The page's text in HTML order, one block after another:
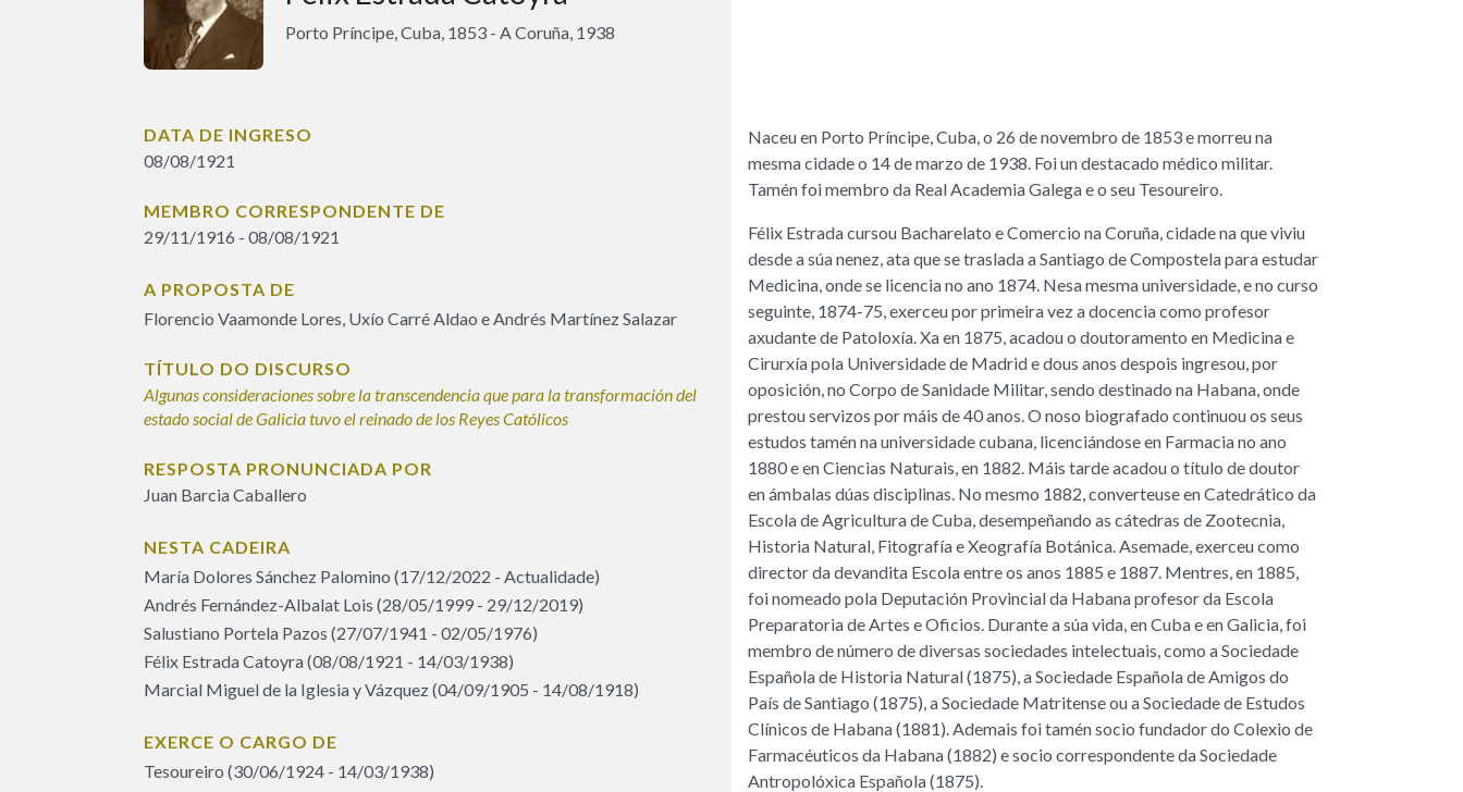
Porto Príncipe, Cuba, 1853 - A Coruña, 1938
DATA DE INGRESO
08/08/1921
MEMBRO CORRESPONDENTE DE
29/11/1916 - 08/08/1921
A PROPOSTA DE
Florencio Vaamonde Lores, Uxío Carré Aldao e Andrés Martínez Salazar
TÍTULO DO DISCURSO
Algunas consideraciones sobre la transcendencia que para la transformación del
estado social de Galicia tuvo el reinado de los Reyes Católicos
RESPOSTA PRONUNCIADA POR
Juan Barcia Caballero
NESTA CADEIRA
María Dolores Sánchez Palomino (17/12/2022 - Actualidade)
Andrés Fernández-Albalat Lois (28/05/1999 - 29/12/2019)
Salustiano Portela Pazos (27/07/1941 - 02/05/1976)
Félix Estrada Catoyra (08/08/1921 - 14/03/1938)
Marcial Miguel de la Iglesia y Vázquez (04/09/1905 - 14/08/1918)
EXERCE O CARGO DE
Tesoureiro (30/06/1924 - 14/03/1938)
Naceu en Porto Príncipe, Cuba, o 26 de novembro de 1853 e morreu na
mesma cidade o 14 de marzo de 1938. Foi un destacado médico militar.
Tamén foi membro da Real Academia Galega e o seu Tesoureiro.
Félix Estrada cursou Bacharelato e Comercio na Coruña, cidade na que viviu
desde a súa nenez, ata que se traslada a Santiago de Compostela para estudar
Medicina, onde se licencia no ano 1874. Nesa mesma universidade, e no curso
seguinte, 1874-75, exerceu por primeira vez a docencia como profesor
axudante de Patoloxía. Xa en 1875, acadou o doutoramento en Medicina e
Cirurxía pola Universidade de Madrid e dous anos despois ingresou, por
oposición, no Corpo de Sanidade Militar, sendo destinado na Habana, onde
prestou servizos por máis de 40 anos. O noso biografado continuou os seus
estudos tamén na universidade cubana, licenciándose en Farmacia no ano
1880 e en Ciencias Naturais, en 1882. Máis tarde acadou o título de doutor
en ámbalas dúas disciplinas. No mesmo 1882, converteuse en Catedrático da
Escola de Agricultura de Cuba, desempeñando as cátedras de Zootecnia,
Historia Natural, Fitografía e Xeografía Botánica. Asemade, exerceu como
director da devandita Escola entre os anos 1885 e 1887. Mentres, en 1885,
foi nomeado pola Deputación Provincial da Habana profesor da Escola
Preparatoria de Artes e Oficios. Durante a súa vida, en Cuba e en Galicia, foi
membro de número de diversas sociedades intelectuais, como a Sociedade
Española de Historia Natural (1875), a Sociedade Española de Amigos do
País de Santiago (1875), a Sociedade Matritense ou a Sociedade de Estudos
Clínicos de Habana (1881). Ademais foi tamén socio fundador do Colexio de
Farmacéuticos da Habana (1882) e socio correspondente da Sociedade
Antropolóxica Española (1875).